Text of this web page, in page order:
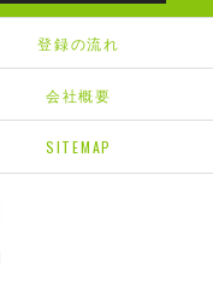
登録の流れ
会社概要
SITEMAP